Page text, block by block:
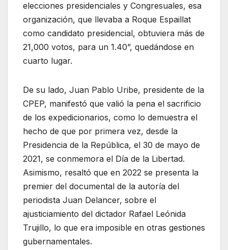
elecciones presidenciales y Congresuales, esa
organización, que llevaba a Roque Espaillat
como candidato presidencial, obtuviera más de
21,000 votos, para un 1.40”, quedándose en
cuarto lugar.
De su lado, Juan Pablo Uribe, presidente de la
CPEP, manifestó que valió la pena el sacrificio
de los expedicionarios, como lo demuestra el
hecho de que por primera vez, desde la
Presidencia de la República, el 30 de mayo de
2021, se conmemora el Día de la Libertad.
Asimismo, resaltó que en 2022 se presenta la
premier del documental de la autoría del
periodista Juan Delancer, sobre el
ajusticiamiento del dictador Rafael Leónida
Trujillo, lo que era imposible en otras gestiones
gubernamentales.